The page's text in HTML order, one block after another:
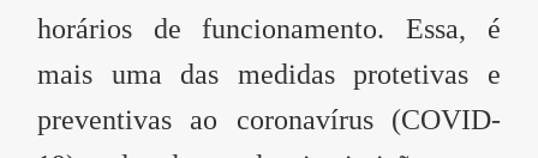
horários de funcionamento. Essa, é
mais uma das medidas protetivas e
preventivas ao coronavírus (COVID-